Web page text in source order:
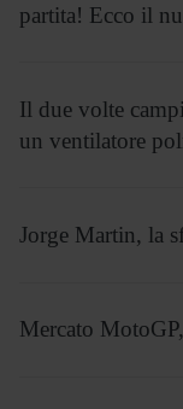
partita! Ecco il
Il due volte
un ventilatore
Jorge Martin, la
Mercato